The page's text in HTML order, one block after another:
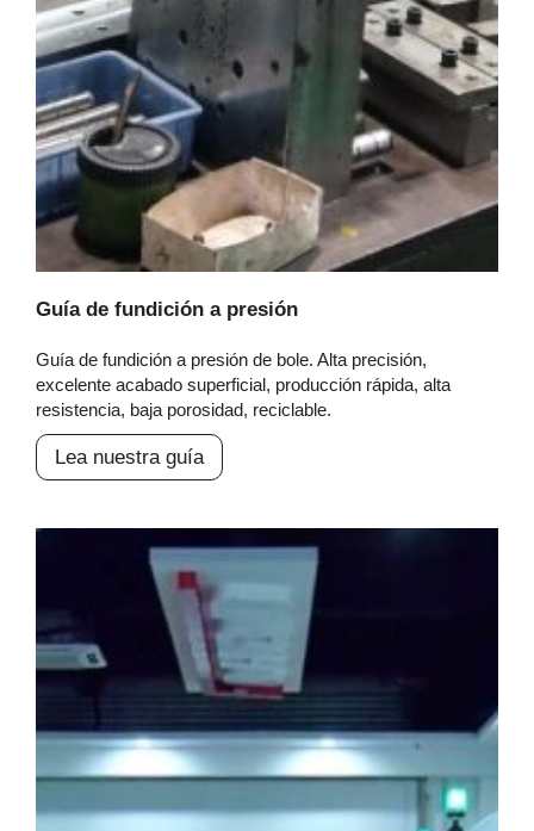
Guía de fundición a presión
Guía de fundición a presión de bole. Alta precisión,
excelente acabado superficial, producción rápida, alta
resistencia, baja porosidad, reciclable.
Lea nuestra guía